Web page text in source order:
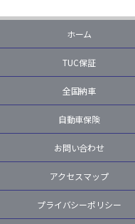
ホーム
TUC保証
全国納車
自動車保険
お問い合わせ
アクセスマップ
プライバシーポリシー